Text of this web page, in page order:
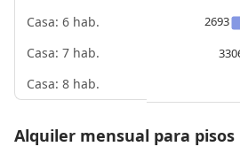
Casa: 6 hab.
Casa: 7 hab.
Casa: 8 hab.
2693
Alquiler mensual para pisos